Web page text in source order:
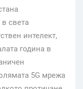
в света
интелект,
година в
5G мрежа